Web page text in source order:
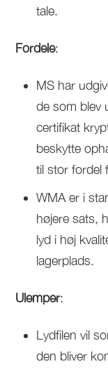
tale.
Fordele:
MS har
de som blev
certifikat
beskytte
til stor fordel
WMA er i
højere sats,
lyd i høj
lagerplads.
Ulemper:
Lydfilen vil
den bliver